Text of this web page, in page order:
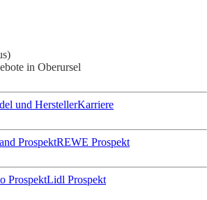
in Oberursel
und HerstellerKarriere
ProspektREWE Prospekt
ProspektLidl Prospekt